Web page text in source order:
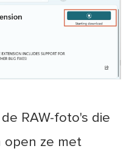
RAW-foto's die
open ze met